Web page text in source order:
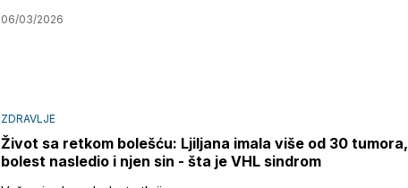
06/03/2026
ZDRAVLJE
Život sa retkom bolešću: Ljiljana imala više od 30 tumora,
bolest nasledio i njen sin - šta je VHL sindrom